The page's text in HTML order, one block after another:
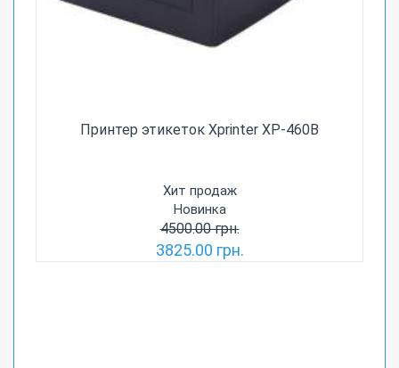
Принтер этикеток Xprinter XP-460B
Хит продаж
Новинка
4500.00 грн.
3825.00 грн.